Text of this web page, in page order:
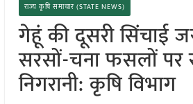
राज्य कृषि समाचार (STATE NEWS)
गेहूं की दूसरी सिंचाई
सरसों-चना फसलों
निगरानी: कृषि विभाग